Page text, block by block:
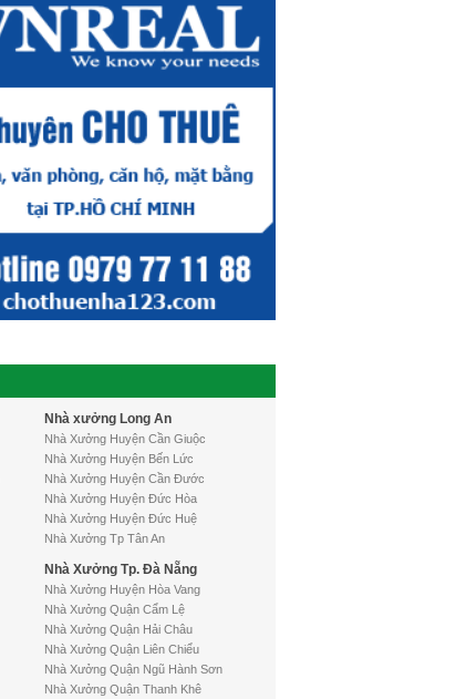
Nhà xưởng Long An
Nhà Xưởng Huyện Cần Giuộc
Nhà Xưởng Huyện Bến Lức
Nhà Xưởng Huyện Cần Đước
Nhà Xưởng Huyện Đức Hòa
Nhà Xưởng Huyện Đức Huệ
Nhà Xưởng Tp Tân An
Nhà Xưởng Tp. Đà Nẵng
Nhà Xưởng Huyện Hòa Vang
Nhà Xưởng Quận Cẩm Lệ
Nhà Xưởng Quận Hải Châu
Nhà Xưởng Quận Liên Chiểu
Nhà Xưởng Quận Ngũ Hành Sơn
Nhà Xưởng Quận Thanh Khê